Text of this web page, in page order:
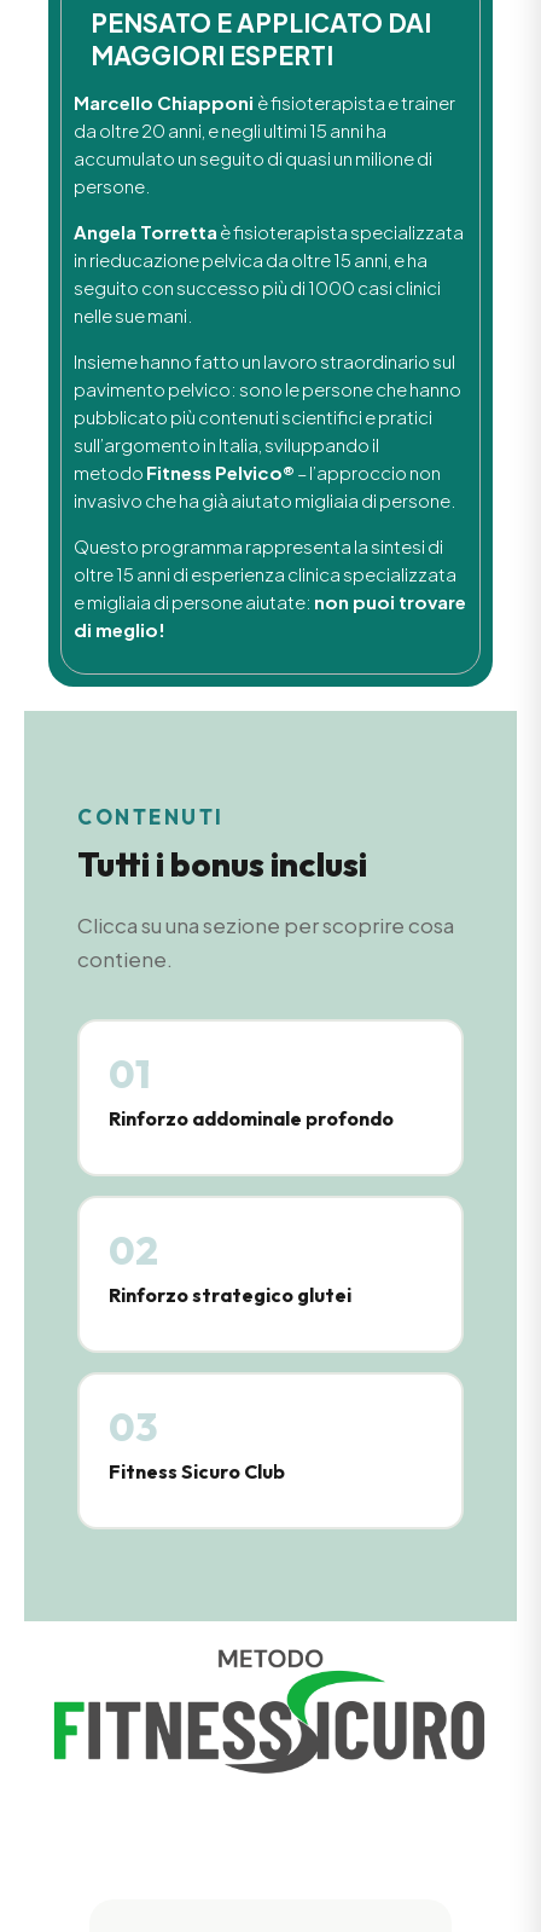
PENSATO E APPLICATO DAI
MAGGIORI ESPERTI
Marcello Chiapponi è fisioterapista e trainer
da oltre 20 anni, e negli ultimi 15 anni ha
accumulato un seguito di quasi un milione di
persone.
Angela Torretta è fisioterapista specializzata
in rieducazione pelvica da oltre 15 anni, e ha
seguito con successo più di 1000 casi clinici
nelle sue mani.
Insieme hanno fatto un lavoro straordinario sul
pavimento pelvico: sono le persone che hanno
pubblicato più contenuti scientifici e pratici
sull’argomento in Italia, sviluppando il
metodo Fitness Pelvico® – l’approccio non
invasivo che ha già aiutato migliaia di persone.
Questo programma rappresenta la sintesi di
oltre 15 anni di esperienza clinica specializzata
e migliaia di persone aiutate: non puoi trovare
di meglio!
CONTENUTI
Tutti i bonus inclusi
Clicca su una sezione per scoprire cosa
contiene.
01
Rinforzo addominale profondo
02
Rinforzo strategico glutei
03
Fitness Sicuro Club